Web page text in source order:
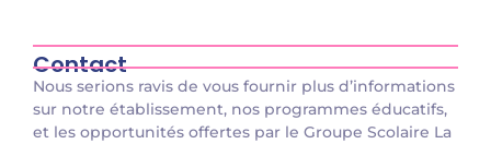
Contact
Nous serions ravis de vous fournir plus d’informations
sur notre établissement, nos programmes éducatifs,
et les opportunités offertes par le Groupe Scolaire La